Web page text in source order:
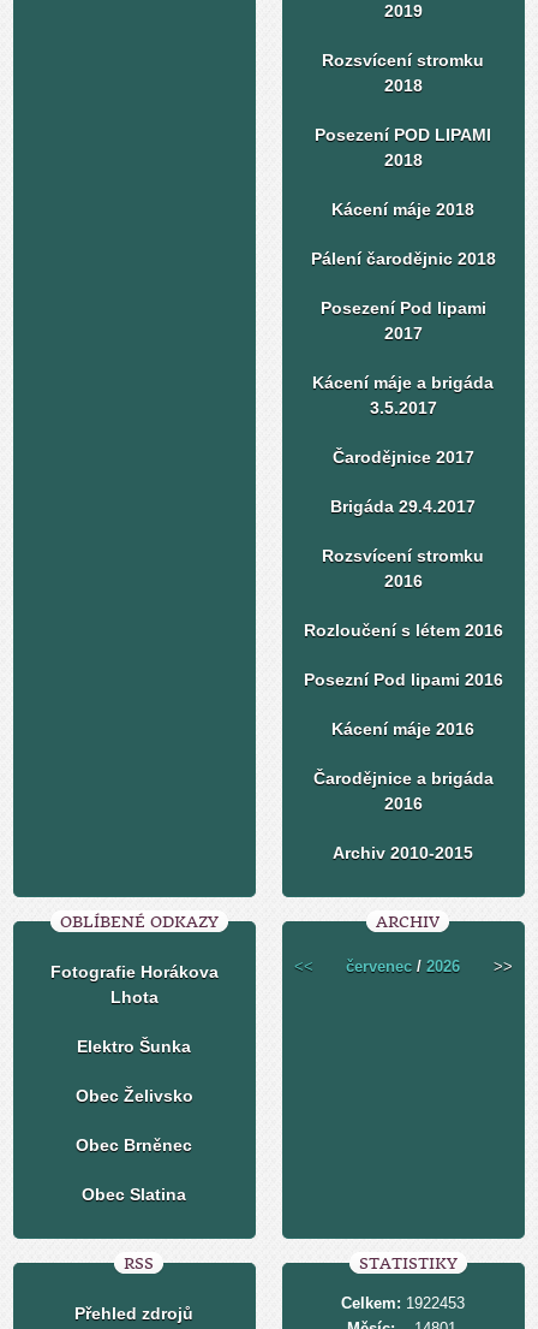
2019
Rozsvícení stromku
2018
Posezení POD LIPAMI
2018
Kácení máje 2018
Pálení čarodějnic 2018
Posezení Pod lipami
2017
Kácení máje a brigáda
3.5.2017
Čarodějnice 2017
Brigáda 29.4.2017
Rozsvícení stromku
2016
Rozloučení s létem 2016
Posezní Pod lipami 2016
Kácení máje 2016
Čarodějnice a brigáda
2016
Archiv 2010-2015
OBLÍBENÉ ODKAZY
Fotografie Horákova
Lhota
Elektro Šunka
Obec Želivsko
Obec Brněnec
Obec Slatina
ARCHIV
<< červenec /2026 >>
RSS
Přehled zdrojů
STATISTIKY
Celkem: 1922453